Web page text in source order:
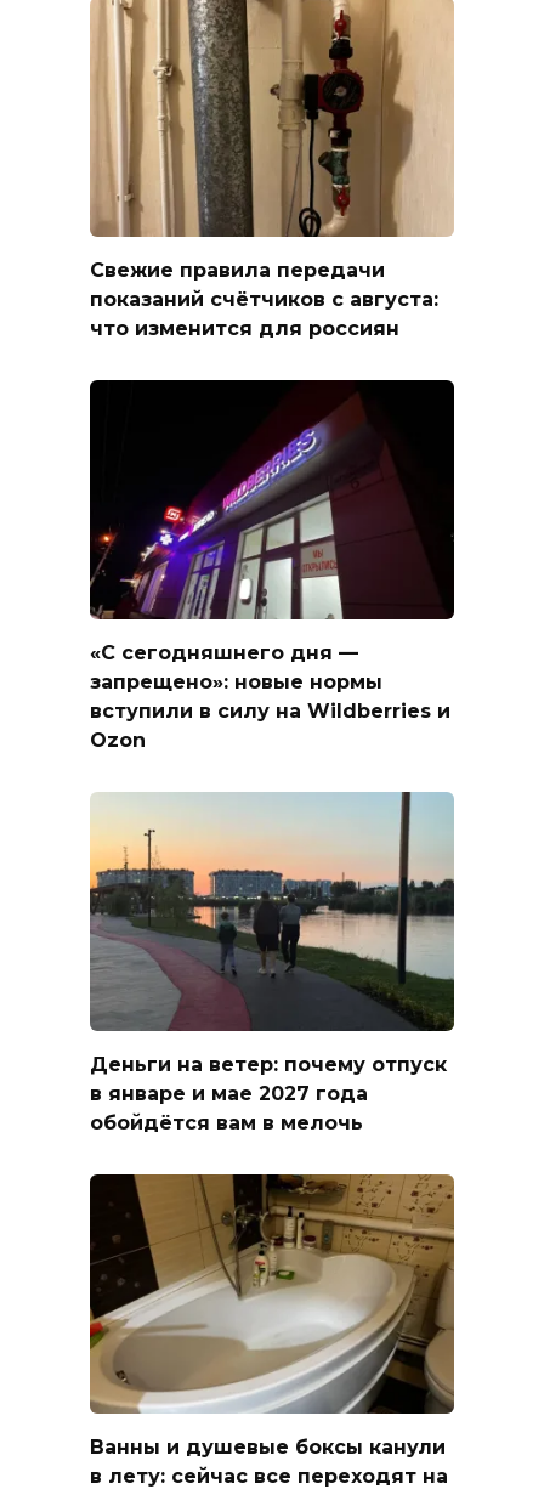
Свежие правила передачи
показаний счётчиков с августа:
что изменится для россиян
«С сегодняшнего дня —
запрещено»: новые нормы
вступили в силу на Wildberries и
Ozon
Деньги на ветер: почему отпуск
в январе и мае 2027 года
обойдётся вам в мелочь
Ванны и душевые боксы канули
в лету: сейчас все переходят на